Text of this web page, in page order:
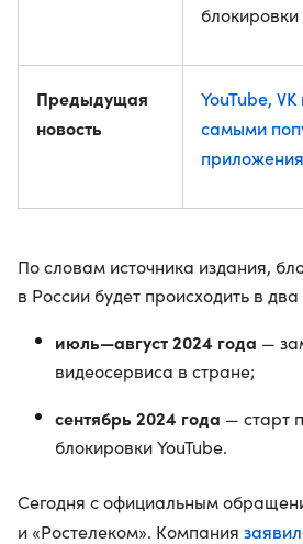
блокировки
Предыдущая
новость
YouTube,
самыми
По словам источника издания,
в России будет происходить в два
июль—август 2024 года —
видеосервиса в стране;
сентябрь 2024 года — старт
блокировки YouTube.
Сегодня с официальным
и «Ростелеком». Компания